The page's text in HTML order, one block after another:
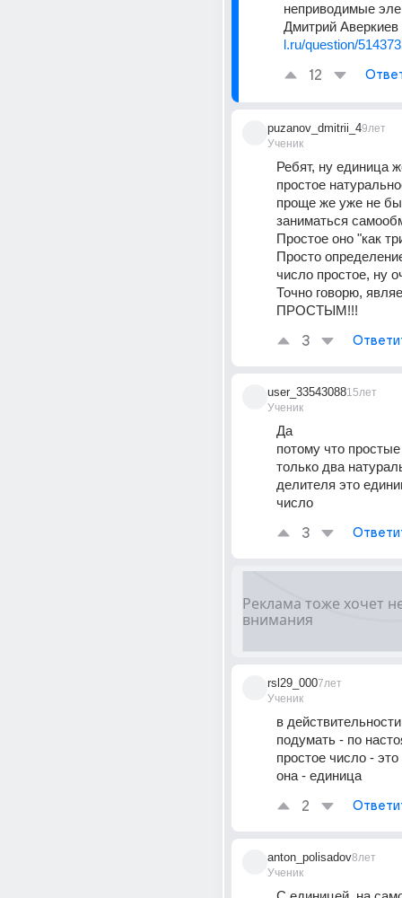
неприводимые
Дмитрий Аверкиев
l.ru/question/
12
puzanov_dmitrii_4
Ученик
9лет
Ребят, ну единица
простое
проще же уже не
заниматься
Простое оно "как
Просто
число простое, ну
Точно говорю,
ПРОСТЫМ!!!
3
user_33543088
Ученик
15лет
Да
потому что
только два
делителя это
число
3
rsl29_000
Ученик
7лет
в
подумать - по
простое число -
она - единица
2
anton_polisadov
Ученик
8лет